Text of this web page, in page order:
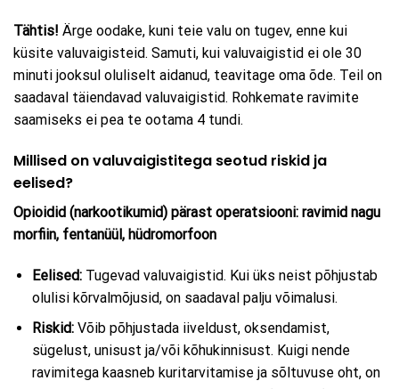
Tähtis! Ärge oodake, kuni teie valu on tugev, enne kui
küsite valuvaigisteid. Samuti, kui valuvaigistid ei ole 30
minuti jooksul oluliselt aidanud, teavitage oma õde. Teil on
saadaval täiendavad valuvaigistid. Rohkemate ravimite
saamiseks ei pea te ootama 4 tundi.
Millised on valuvaigistitega seotud riskid ja
eelised?
Opioidid (narkootikumid) pärast operatsiooni: ravimid nagu
morfiin, fentanüül, hüdromorfoon
Eelised: Tugevad valuvaigistid. Kui üks neist põhjustab
olulisi kõrvalmõjusid, on saadaval palju võimalusi.
Riskid: Võib põhjustada iiveldust, oksendamist,
sügelust, unisust ja/või kõhukinnisust. Kuigi nende
ravimitega kaasneb kuritarvitamise ja sõltuvuse oht, on